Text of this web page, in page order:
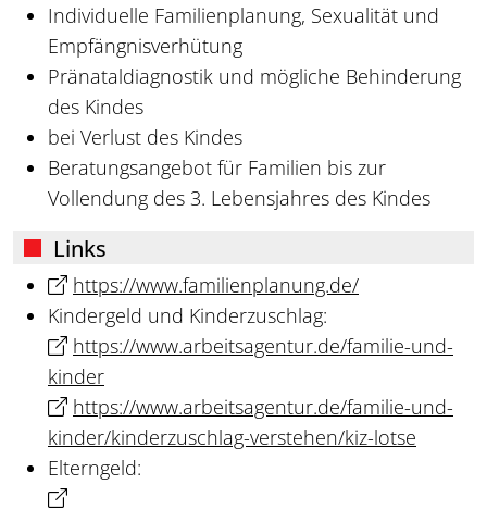
Individuelle Familienplanung, Sexualität und
Empfängnisverhütung
Pränataldiagnostik und mögliche Behinderung
des Kindes
bei Verlust des Kindes
Beratungsangebot für Familien bis zur
Vollendung des 3. Lebensjahres des Kindes
Links
https://www.familienplanung.de/
Kindergeld und Kinderzuschlag:
https://www.arbeitsagentur.de/familie-und-
kinder
https://www.arbeitsagentur.de/familie-und-
kinder/kinderzuschlag-verstehen/kiz-lotse
Elterngeld: